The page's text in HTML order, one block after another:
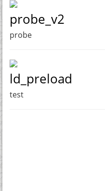
probe_v2
probe
ld_preload
test